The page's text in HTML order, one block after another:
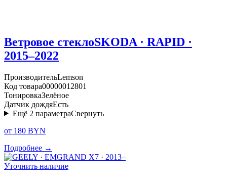
Ветровое стеклоSKODA · RAPID ·
2015–2022
ПроизводительLemson
Код товара00000012801
ТонировкаЗелёное
Датчик дождяЕсть
Ещё 2 параметраСвернуть
от 180 BYN
Подробнее →
Уточнить наличие